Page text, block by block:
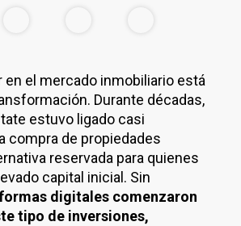
en el mercado inmobiliario está
Durante décadas,
estuvo ligado casi
compra de propiedades
reservada para quienes
capital inicial. Sin
digitales comenzaron
tipo de inversiones,